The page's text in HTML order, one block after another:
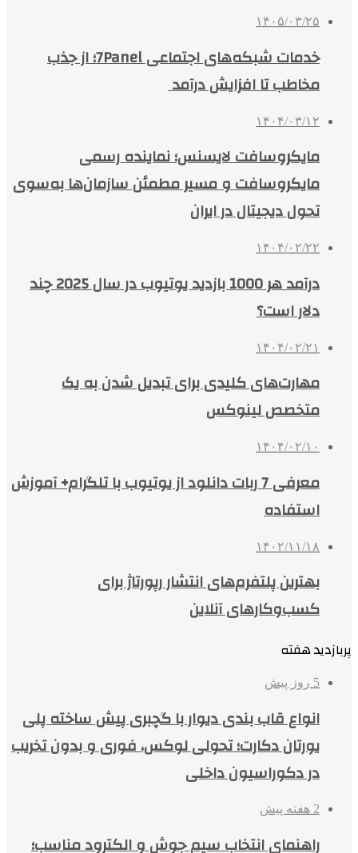
۱۴۰۵/۰۳/۲۵
خدمات شبکه‌های اجتماعی 7Panel؛ از جذب
مخاطب تا افزایش درآمد
۱۴۰۴/۰۳/۱۲
مایکروسافت لایسنس؛ نماینده رسمی
مایکروسافت و مسیر مطمئن سازمان‌ها به‌سوی
تحول دیجیتال در ایران
۱۴۰۴/۰۲/۲۲
درآمد هر 1000 بازدید یوتیوب در سال 2025 چند
دلار است؟
۱۴۰۴/۰۲/۲۱
مهارت‌های کلیدی برای تبدیل شدن به یک
متخصص لینوکس
۱۴۰۴/۰۲/۱۰
معرفی 7 ربات دانلود از یوتیوب با تلگرام+ آموزش
استفاده
۱۴۰۲/۱۱/۱۸
بهترین پلتفرم‌های انتشار رپورتاژ برای
کسب‌وکارهای آنلاین
پربازدید هفته
5 روز پیش
انواع قاب بندی دیوار با گچبری پیش ساخته پلی
یورتان دکارت؛ تحولی لوکس، فوری و بدون تخریب
در دکوراسیون داخلی
2 هفته پیش
راهنمای انتخاب سیم جوش و الکترود مناسب؛